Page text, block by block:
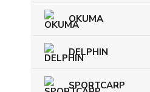
OKUMA
DELPHIN
SPORTCARP